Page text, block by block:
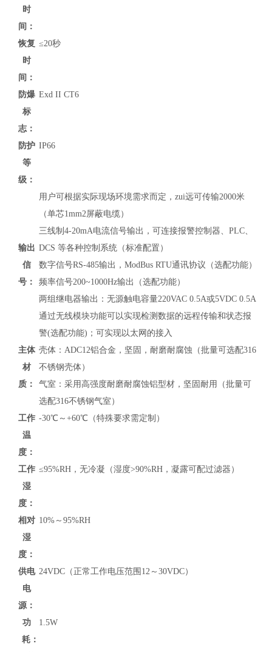
时
间：
恢复
时
间：
≤20秒
防爆
标
志：
Exd II CT6
防护
等
级：
IP66
输出
信
号：
用户可根据实际现场环境需求而定，zui远可传输2000米
（单芯1mm2屏蔽电缆）
三线制4-20mA电流信号输出，可连接报警控制器、PLC、
DCS 等各种控制系统（标准配置）
数字信号RS-485输出， ModBus RTU通讯协议 （选配功能）
频率信号200~1000Hz输出（选配功能）
两组继电器输出：无源触电容量220VAC 0.5A或5VDC 0.5A
通过无线模块功能可以实现检测数据的远程传输和状态报
警(选配功能)；可实现以太网的接入
主体
材
质：
壳体：ADC12铝合金，坚固，耐磨耐腐蚀（批量可选配316
不锈钢壳体）
气室：采用高强度耐磨耐腐蚀铝型材，坚固耐用（批量可
选配316不锈钢气室）
工作
温
度：
-30℃～+60℃（特殊要求需定制）
工作
湿
度：
≤95%RH，无冷凝（湿度>90%RH，凝露可配过滤器）
相对
湿
度：
10%～95%RH
供电
电
源：
24VDC（正常工作电压范围12～30VDC）
功
耗：
1.5W